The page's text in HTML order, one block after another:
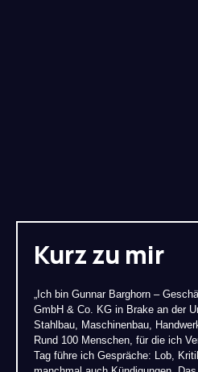
Kurz zu mir
„Ich bin Gunnar Barghorn –
GmbH & Co. KG in Brake an der
Stahlbau, Maschinenbau,
Rund 100 Menschen, für die ich
Tag führe ich Gespräche: Lob,